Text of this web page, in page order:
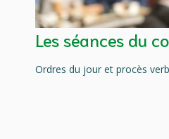
Les séances du
Ordres du jour et procès